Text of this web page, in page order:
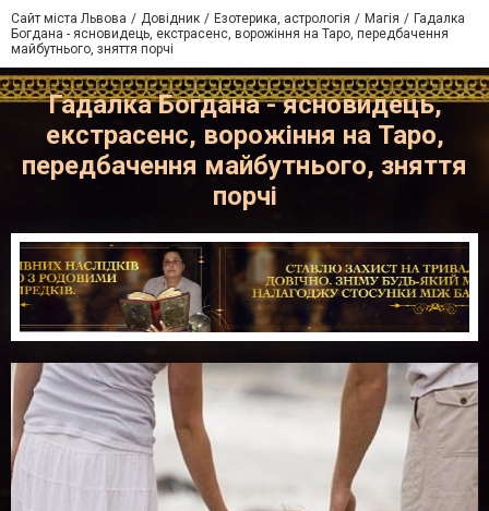
Сайт міста Львова Довідник Езотерика, астрологія Магія
Гадалка
Богдана - ясновидець, екстрасенс, ворожіння на Таро, передбачення
майбутнього, зняття порчі
Гадалка Богдана - ясновидець,
екстрасенс, ворожіння на Таро,
передбачення майбутнього, зняття
порчі